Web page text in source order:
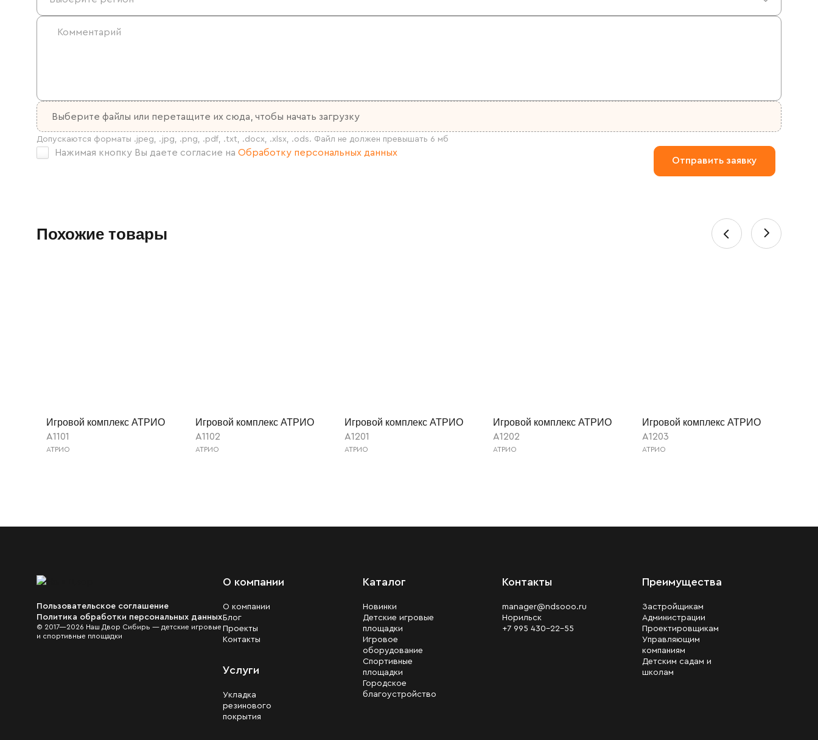
Выберите файлы или перетащите их сюда, чтобы начать загрузку
Нажимая кнопку Вы даете согласие на Обработку персональных данных
Похожие товары
Игровой комплекс АТРИО
A1101
АТРИО
Игровой комплекс АТРИО
A1102
АТРИО
Игровой комплекс АТРИО
A1201
АТРИО
Игровой комплекс АТРИО
A1202
АТРИО
Игровой комплекс АТРИО
A1203
АТРИО
Пользовательское соглашение
Политика обработки персональных данных
© 2017—2026 Наш Двор Сибирь — детские игровые
и спортивные площадки
О компании
О компании
Блог
Проекты
Контакты
Услуги
Укладка
резинового
покрытия
Каталог
Новинки
Детские игровые
площадки
Игровое
оборудование
Спортивные
площадки
Городское
благоустройство
Контакты
manager@ndsooo.ru
Норильск
+7 995 430-22-55
Преимущества
Застройщикам
Администрации
Проектировщикам
Управляющим
компаниям
Детским садам и
школам